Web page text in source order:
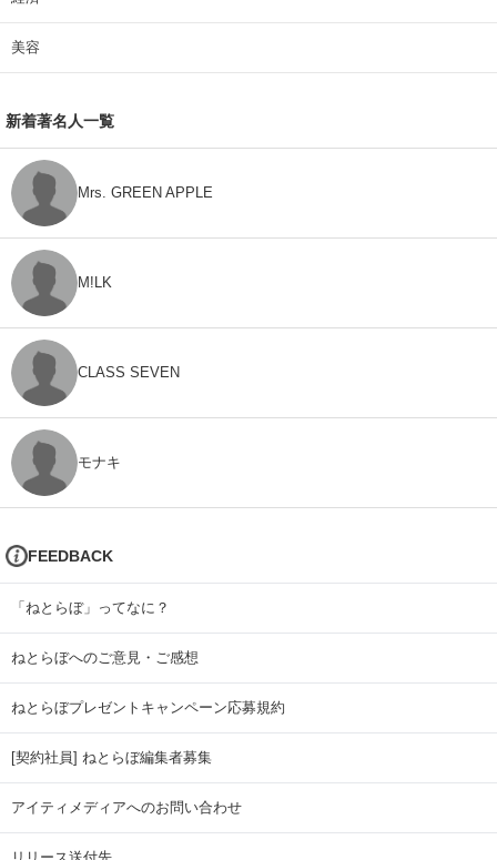
美容
新着著名人一覧
Mrs. GREEN APPLE
M!LK
CLASS SEVEN
モナキ
FEEDBACK
「ねとらぼ」ってなに？
ねとらぼへのご意見・ご感想
ねとらぼプレゼントキャンペーン応募規約
[契約社員] ねとらぼ編集者募集
アイティメディアへのお問い合わせ